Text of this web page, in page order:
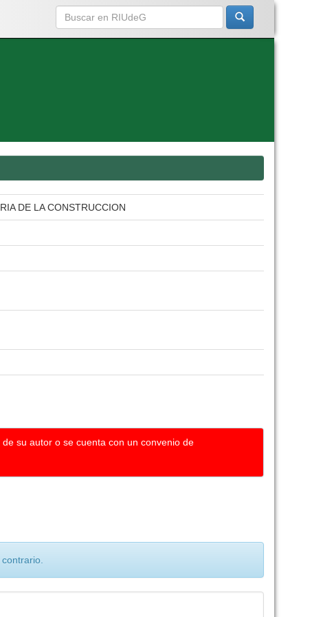
DE LA CONSTRUCCION
su autor o se cuenta con un convenio de